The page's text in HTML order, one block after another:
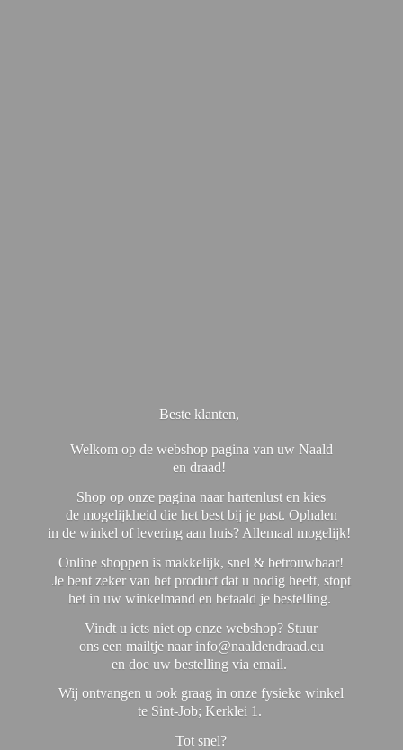
Beste klanten,
Welkom op de webshop pagina van uw Naald
en draad!
Shop op onze pagina naar hartenlust en kies
de mogelijkheid die het best bij je past. Ophalen
in de winkel of levering aan huis? Allemaal mogelijk!
Online shoppen is makkelijk, snel & betrouwbaar!
Je bent zeker van het product dat u nodig heeft, stopt
het in uw winkelmand en betaald je bestelling.
Vindt u iets niet op onze webshop? Stuur
ons een mailtje naar info@naaldendraad.eu
en doe uw bestelling via email.
Wij ontvangen u ook graag in onze fysieke winkel
te Sint-Job; Kerklei 1.
Tot snel?